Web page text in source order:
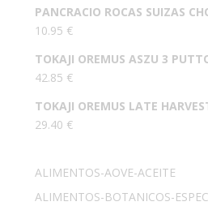
PANCRACIO ROCAS SUIZAS
10.95 €
TOKAJI OREMUS ASZU 3
42.85 €
TOKAJI OREMUS LATE
29.40 €
ALIMENTOS-AOVE-ACEITE
ALIMENTOS-BOTANICOS-